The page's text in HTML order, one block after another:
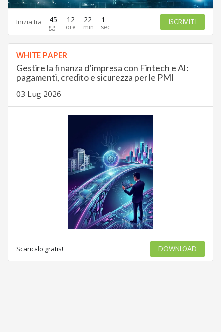
Inizia tra 45 12 22 0 ISCRIVITI
WHITE PAPER
Gestire la finanza d’impresa con Fintech e AI:
pagamenti, credito e sicurezza per le PMI
03 Lug 2026
Scaricalo gratis! DOWNLOAD